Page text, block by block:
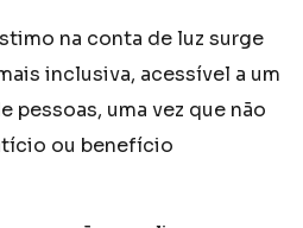
na conta de luz surge
inclusiva, acessível a um
pessoas, uma vez que não
ou benefício